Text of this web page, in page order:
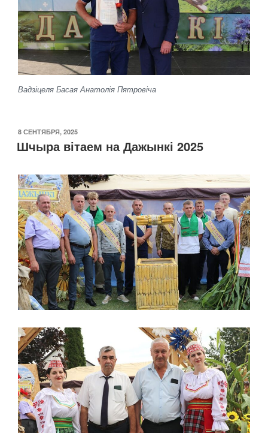
Вадзіцеля Басая Анатолія Пятровіча
ОПУБЛИКОВАНО
8 СЕНТЯБРЯ, 2025
Шчыра вітаем на Дажынкі 2025